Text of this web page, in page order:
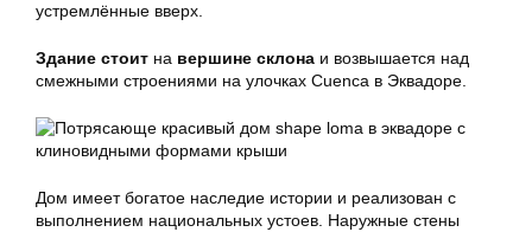
устремлённые вверх.
Здание стоит на вершине склона и возвышается над
смежными строениями на улочках Cuenca в Эквадоре.
Дом имеет богатое наследие истории и реализован с
выполнением национальных устоев. Наружные стены